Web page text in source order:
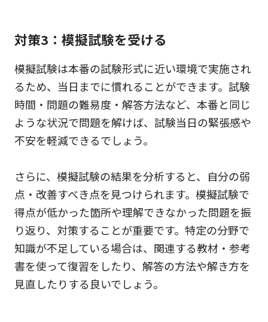
対策3：模擬試験を受ける
模擬試験は本番の試験形式に近い環境で実施され
るため、当日までに慣れることができます。試験
時間・問題の難易度・解答方法など、本番と同じ
ような状況で問題を解けば、試験当日の緊張感や
不安を軽減できるでしょう。
さらに、模擬試験の結果を分析すると、自分の弱
点・改善すべき点を見つけられます。模擬試験で
得点が低かった箇所や理解できなかった問題を振
り返り、対策することが重要です。特定の分野で
知識が不足している場合は、関連する教材・参考
書を使って復習をしたり、解答の方法や解き方を
見直したりする良いでしょう。